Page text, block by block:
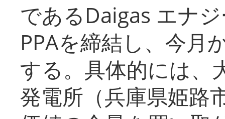
であるDaigas エナ
PPAを締結し、今月
する。具体的には、
発電所（兵庫県姫路